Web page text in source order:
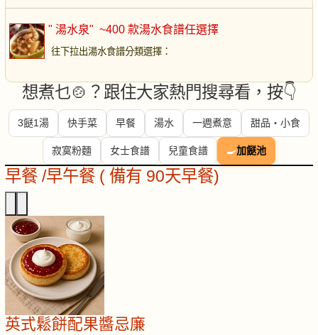
" 湯水泉" ~400 款湯水食譜任選擇
往下拉出湯水食譜分類選擇 ：
想煮乜🍲？跟住大家熱門搜尋看，按👇
3餸1湯 快手菜 早餐 湯水 一週煮意 甜品・小食
寂寞粉麵 女士食譜 兒童食譜 🍳加餸池
早餐 /早午餐 ( 備有 90天早餐)
英式鬆餅配果醬忌廉